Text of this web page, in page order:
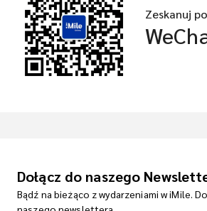
Zeskanuj
Dołącz do naszego
Bądź na bieżąco z wydarzeniami w iMile.